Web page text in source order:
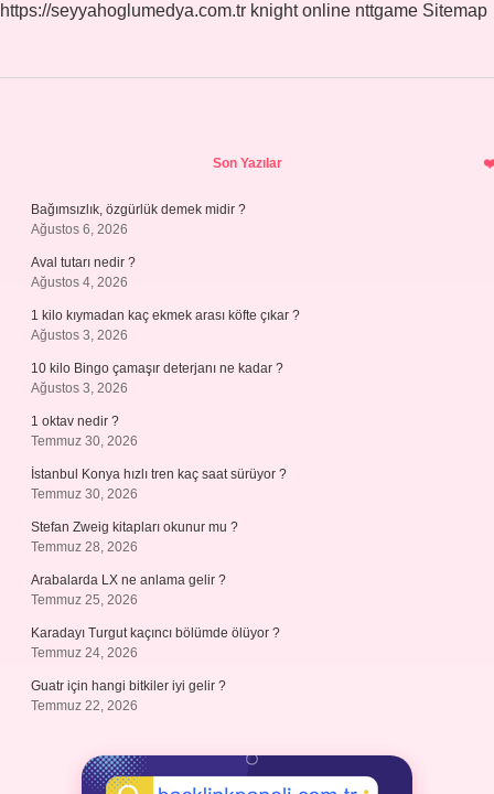
https://seyyahoglumedya.com.tr knight online nttgame Sitemap
Son Yazılar
Bağımsızlık, özgürlük demek midir ?
Ağustos 6, 2026
Aval tutarı nedir ?
Ağustos 4, 2026
1 kilo kıymadan kaç ekmek arası köfte çıkar ?
Ağustos 3, 2026
10 kilo Bingo çamaşır deterjanı ne kadar ?
Ağustos 3, 2026
1 oktav nedir ?
Temmuz 30, 2026
İstanbul Konya hızlı tren kaç saat sürüyor ?
Temmuz 30, 2026
Stefan Zweig kitapları okunur mu ?
Temmuz 28, 2026
Arabalarda LX ne anlama gelir ?
Temmuz 25, 2026
Karadayı Turgut kaçıncı bölümde ölüyor ?
Temmuz 24, 2026
Guatr için hangi bitkiler iyi gelir ?
Temmuz 22, 2026